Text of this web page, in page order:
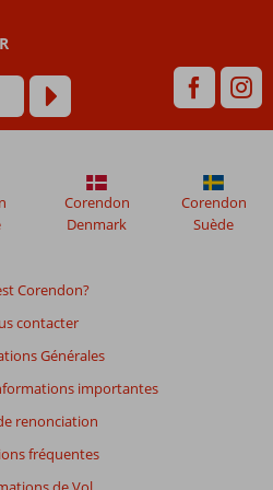
Corendon?
contacter
Générales
importantes
renonciation
fréquentes
Corendon
Denmark
Corendon
Suède